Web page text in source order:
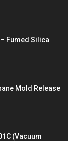
Fumed Silica
Mold Release
(Vacuum